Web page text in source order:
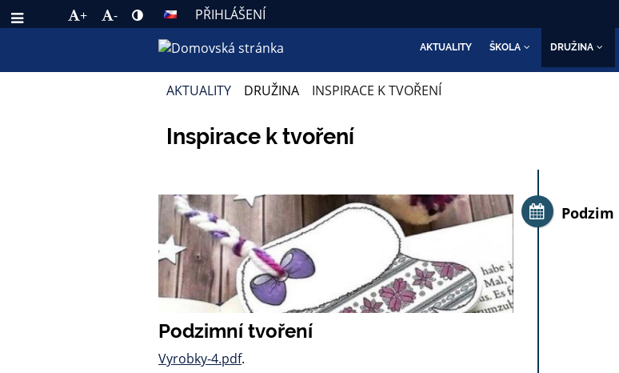
+ - PŘIHLÁŠENÍ
AKTUALITY ŠKOLA DRUŽINA
AKTUALITY DRUŽINA INSPIRACE K TVOŘENÍ
INSPIRACE
Inspirace k tvoření
Podzim
Podzimní tvoření
Vyrobky-4.pdf.